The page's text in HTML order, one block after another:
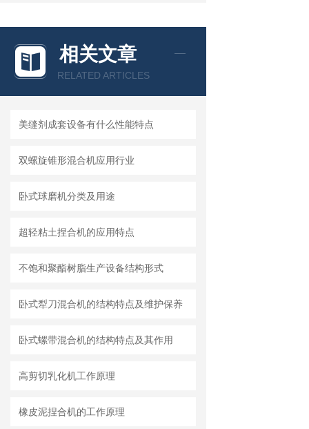
相关文章
RELATED ARTICLES
美缝剂成套设备有什么性能特点
双螺旋锥形混合机应用行业
卧式球磨机分类及用途
超轻粘土捏合机的应用特点
不饱和聚酯树脂生产设备结构形式
卧式犁刀混合机的结构特点及维护保养
卧式螺带混合机的结构特点及其作用
高剪切乳化机工作原理
橡皮泥捏合机的工作原理